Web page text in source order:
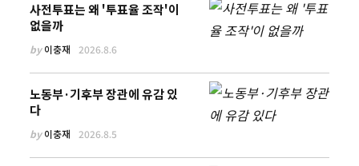
사전투표는 왜 '투표율 조작'이
없을까
by이충재 2026.8.6
노동부·기후부 장관에 유감 있
다
by이충재 2026.8.5